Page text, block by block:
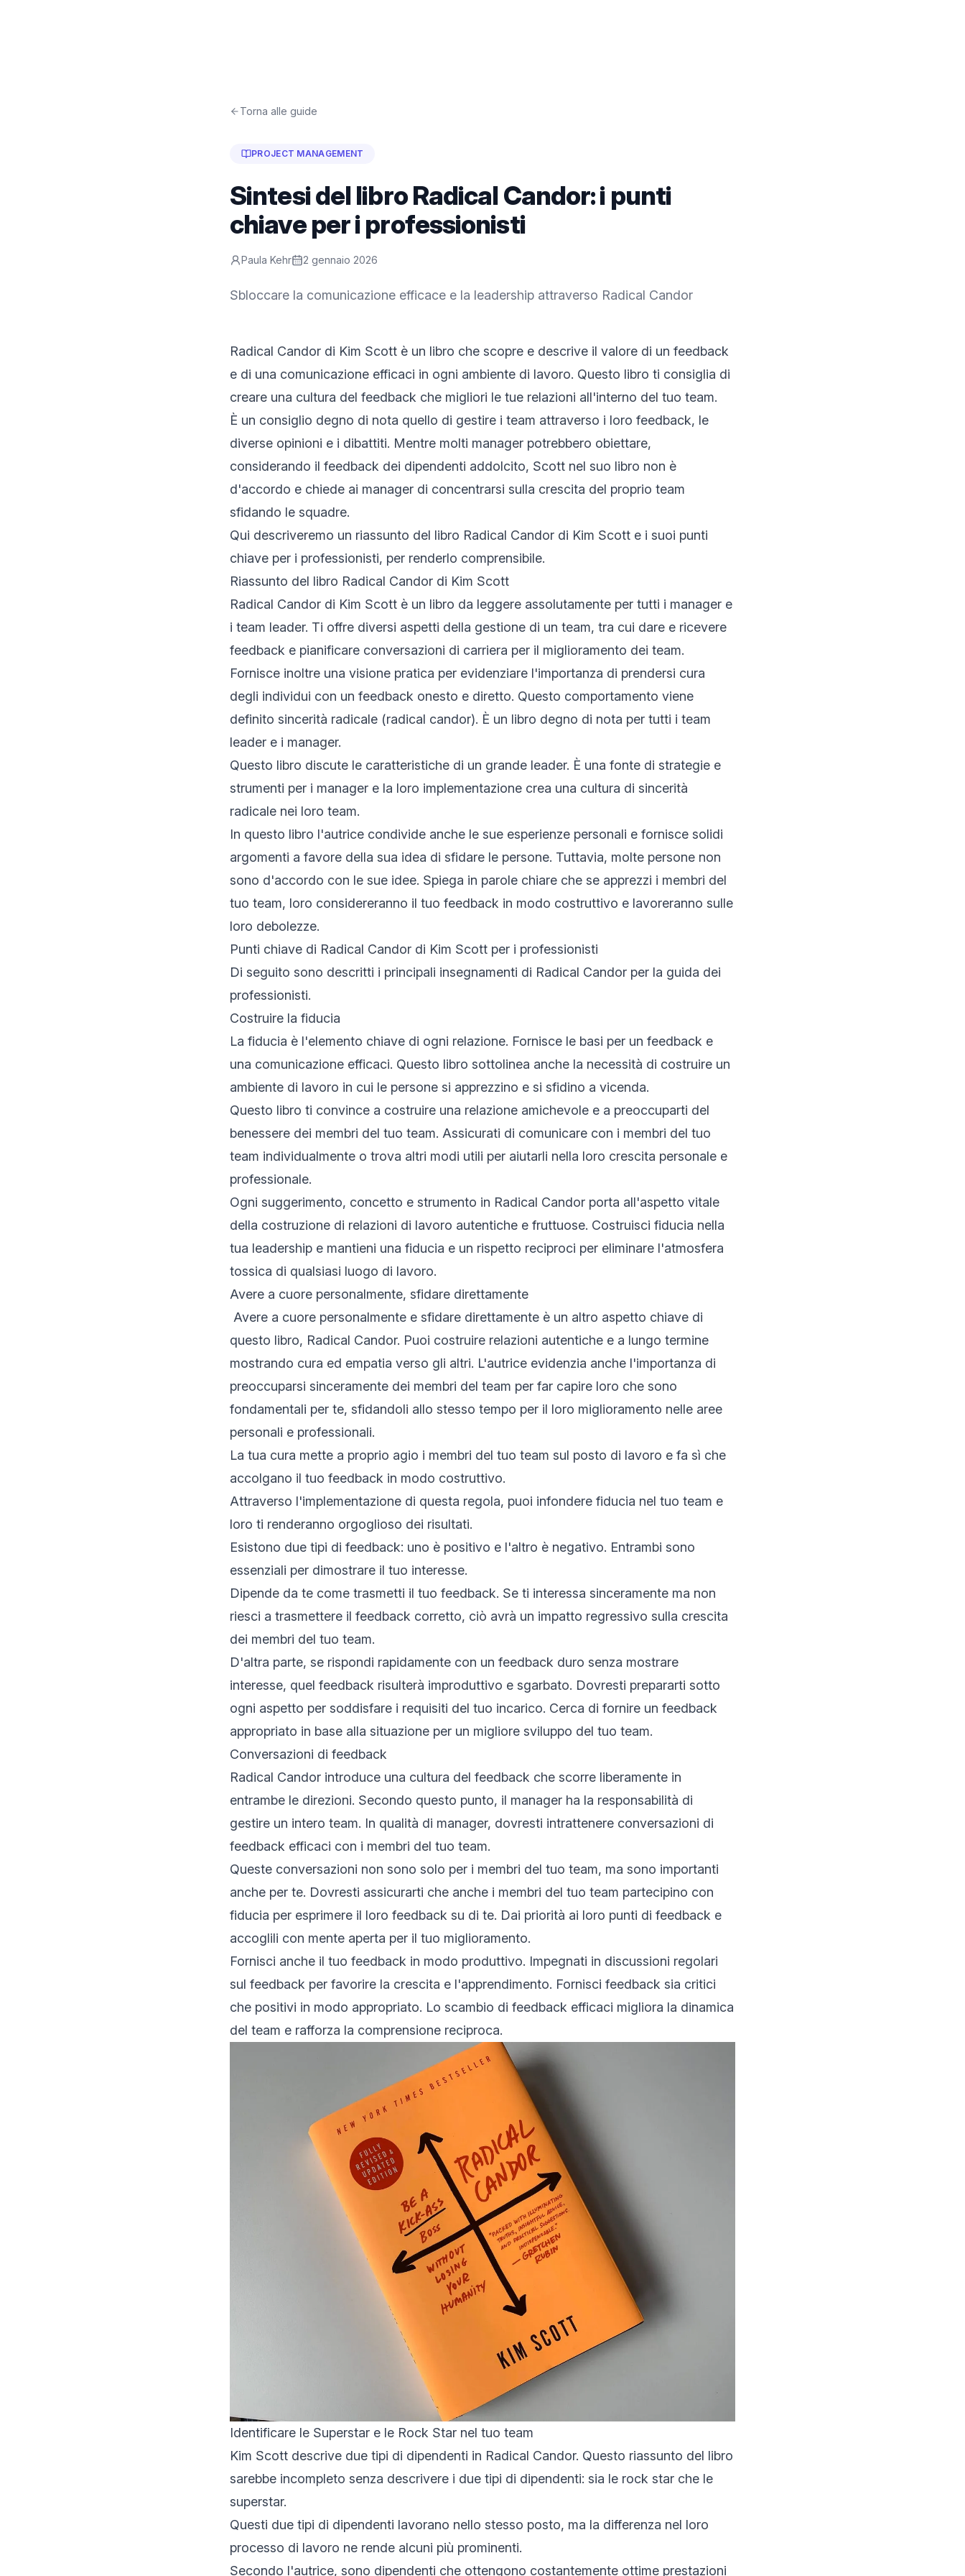
Torna alle guide
PROJECT MANAGEMENT
Sintesi del libro Radical Candor: i punti
chiave per i professionisti
Paula Kehr 2 gennaio 2026
Sbloccare la comunicazione efficace e la leadership attraverso Radical Candor
Radical Candor di Kim Scott è un libro che scopre e descrive il valore di un feedback
e di una comunicazione efficaci in ogni ambiente di lavoro. Questo libro ti consiglia di
creare una cultura del feedback che migliori le tue relazioni all'interno del tuo team.
È un consiglio degno di nota quello di gestire i team attraverso i loro feedback, le
diverse opinioni e i dibattiti. Mentre molti manager potrebbero obiettare,
considerando il feedback dei dipendenti addolcito, Scott nel suo libro non è
d'accordo e chiede ai manager di concentrarsi sulla crescita del proprio team
sfidando le squadre.
Qui descriveremo un riassunto del libro Radical Candor di Kim Scott e i suoi punti
chiave per i professionisti, per renderlo comprensibile.
Riassunto del libro Radical Candor di Kim Scott
Radical Candor di Kim Scott è un libro da leggere assolutamente per tutti i manager e
i team leader. Ti offre diversi aspetti della gestione di un team, tra cui dare e ricevere
feedback e pianificare conversazioni di carriera per il miglioramento dei team.
Fornisce inoltre una visione pratica per evidenziare l'importanza di prendersi cura
degli individui con un feedback onesto e diretto. Questo comportamento viene
definito sincerità radicale (radical candor). È un libro degno di nota per tutti i team
leader e i manager.
Questo libro discute le caratteristiche di un grande leader. È una fonte di strategie e
strumenti per i manager e la loro implementazione crea una cultura di sincerità
radicale nei loro team.
In questo libro l'autrice condivide anche le sue esperienze personali e fornisce solidi
argomenti a favore della sua idea di sfidare le persone. Tuttavia, molte persone non
sono d'accordo con le sue idee. Spiega in parole chiare che se apprezzi i membri del
tuo team, loro considereranno il tuo feedback in modo costruttivo e lavoreranno sulle
loro debolezze.
Punti chiave di Radical Candor di Kim Scott per i professionisti
Di seguito sono descritti i principali insegnamenti di Radical Candor per la guida dei
professionisti.
Costruire la fiducia
La fiducia è l'elemento chiave di ogni relazione. Fornisce le basi per un feedback e
una comunicazione efficaci. Questo libro sottolinea anche la necessità di costruire un
ambiente di lavoro in cui le persone si apprezzino e si sfidino a vicenda.
Questo libro ti convince a costruire una relazione amichevole e a preoccuparti del
benessere dei membri del tuo team. Assicurati di comunicare con i membri del tuo
team individualmente o trova altri modi utili per aiutarli nella loro crescita personale e
professionale.
Ogni suggerimento, concetto e strumento in Radical Candor porta all'aspetto vitale
della costruzione di relazioni di lavoro autentiche e fruttuose. Costruisci fiducia nella
tua leadership e mantieni una fiducia e un rispetto reciproci per eliminare l'atmosfera
tossica di qualsiasi luogo di lavoro.
Avere a cuore personalmente, sfidare direttamente
Avere a cuore personalmente e sfidare direttamente è un altro aspetto chiave di
questo libro, Radical Candor. Puoi costruire relazioni autentiche e a lungo termine
mostrando cura ed empatia verso gli altri. L'autrice evidenzia anche l'importanza di
preoccuparsi sinceramente dei membri del team per far capire loro che sono
fondamentali per te, sfidandoli allo stesso tempo per il loro miglioramento nelle aree
personali e professionali.
La tua cura mette a proprio agio i membri del tuo team sul posto di lavoro e fa sì che
accolgano il tuo feedback in modo costruttivo.
Attraverso l'implementazione di questa regola, puoi infondere fiducia nel tuo team e
loro ti renderanno orgoglioso dei risultati.
Esistono due tipi di feedback: uno è positivo e l'altro è negativo. Entrambi sono
essenziali per dimostrare il tuo interesse.
Dipende da te come trasmetti il tuo feedback. Se ti interessa sinceramente ma non
riesci a trasmettere il feedback corretto, ciò avrà un impatto regressivo sulla crescita
dei membri del tuo team.
D'altra parte, se rispondi rapidamente con un feedback duro senza mostrare
interesse, quel feedback risulterà improduttivo e sgarbato. Dovresti prepararti sotto
ogni aspetto per soddisfare i requisiti del tuo incarico. Cerca di fornire un feedback
appropriato in base alla situazione per un migliore sviluppo del tuo team.
Conversazioni di feedback
Radical Candor introduce una cultura del feedback che scorre liberamente in
entrambe le direzioni. Secondo questo punto, il manager ha la responsabilità di
gestire un intero team. In qualità di manager, dovresti intrattenere conversazioni di
feedback efficaci con i membri del tuo team.
Queste conversazioni non sono solo per i membri del tuo team, ma sono importanti
anche per te. Dovresti assicurarti che anche i membri del tuo team partecipino con
fiducia per esprimere il loro feedback su di te. Dai priorità ai loro punti di feedback e
accoglili con mente aperta per il tuo miglioramento.
Fornisci anche il tuo feedback in modo produttivo. Impegnati in discussioni regolari
sul feedback per favorire la crescita e l'apprendimento. Fornisci feedback sia critici
che positivi in modo appropriato. Lo scambio di feedback efficaci migliora la dinamica
del team e rafforza la comprensione reciproca.
Identificare le Superstar e le Rock Star nel tuo team
Kim Scott descrive due tipi di dipendenti in Radical Candor. Questo riassunto del libro
sarebbe incompleto senza descrivere i due tipi di dipendenti: sia le rock star che le
superstar.
Questi due tipi di dipendenti lavorano nello stesso posto, ma la differenza nel loro
processo di lavoro ne rende alcuni più prominenti.
Secondo l'autrice, sono dipendenti che ottengono costantemente ottime prestazioni